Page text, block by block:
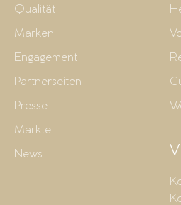
Qualität
Marken
Engagement
Partnerseiten
Presse
Märkte
News